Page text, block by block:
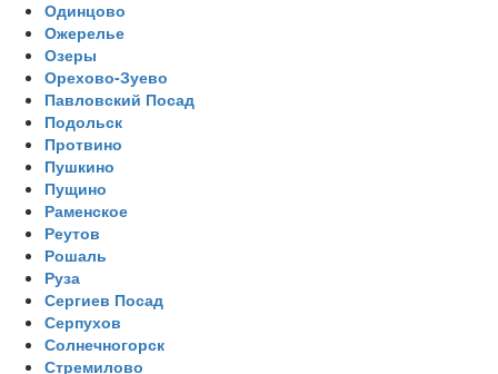
Одинцово
Ожерелье
Озеры
Орехово-Зуево
Павловский Посад
Подольск
Протвино
Пушкино
Пущино
Раменское
Реутов
Рошаль
Руза
Сергиев Посад
Серпухов
Солнечногорск
Стремилово